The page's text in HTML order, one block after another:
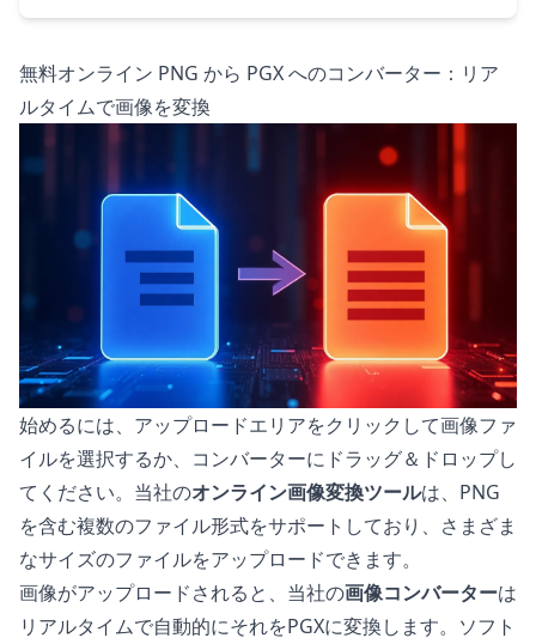
無料オンライン PNG から PGX へのコンバーター：リア
ルタイムで画像を変換
始めるには、アップロードエリアをクリックして画像ファ
イルを選択するか、コンバーターにドラッグ＆ドロップし
てください。当社のオンライン画像変換ツールは、PNG
を含む複数のファイル形式をサポートしており、さまざま
なサイズのファイルをアップロードできます。
画像がアップロードされると、当社の画像コンバーターは
リアルタイムで自動的にそれをPGXに変換します。ソフト